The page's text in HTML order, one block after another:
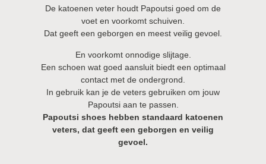
De katoenen veter houdt Papoutsi goed om de
voet en voorkomt schuiven.
Dat geeft een geborgen en meest veilig gevoel.
En voorkomt onnodige slijtage.
Een schoen wat goed aansluit biedt een optimaal
contact met de ondergrond.
In gebruik kan je de veters gebruiken om jouw
Papoutsi aan te passen.
Papoutsi shoes hebben standaard katoenen
veters, dat geeft een geborgen en veilig
gevoel.